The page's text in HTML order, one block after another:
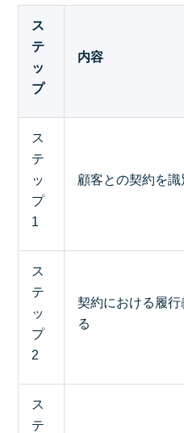
ス
テ
ッ
プ
内容
ス
テ
ッ
プ
1
顧客との契約を識
ス
テ
ッ
プ
2
契約における履
る
ス
テ